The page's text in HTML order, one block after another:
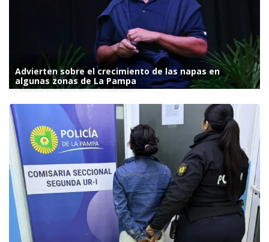
Advierten sobre el crecimiento de las napas en
algunas zonas de La Pampa